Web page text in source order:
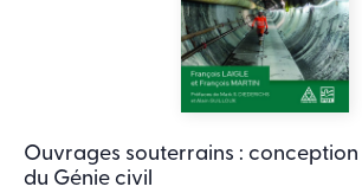
Ouvrages souterrains :
du Génie civil